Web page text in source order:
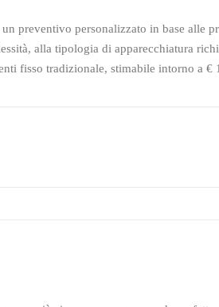
preventivo personalizzato in base alle
alla tipologia di apparecchiatura
fisso tradizionale, stimabile intorno a